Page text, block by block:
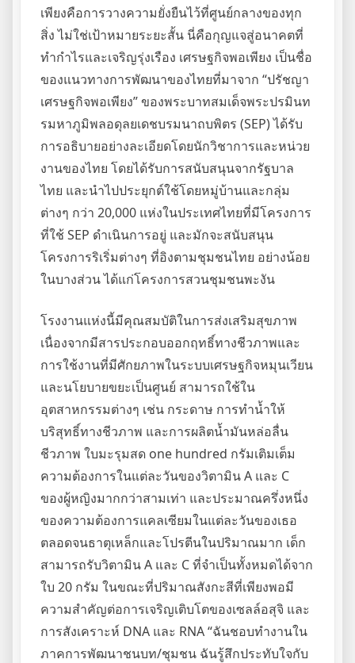
เพียงคือการวางความยั่งยืนไว้ที่ศูนย์กลางของทุก
สิ่ง ไม่ใช่เป้าหมายระยะสั้น นี่คือกุญแจสู่อนาคตที่
ทำกำไรและเจริญรุ่งเรือง เศรษฐกิจพอเพียง เป็นชื่อ
ของแนวทางการพัฒนาของไทยที่มาจาก “ปรัชญา
เศรษฐกิจพอเพียง” ของพระบาทสมเด็จพระปรมินท
รมหาภูมิพลอดุลยเดชบรมนาถบพิตร (SEP) ได้รับ
การอธิบายอย่างละเอียดโดยนักวิชาการและหน่วย
งานของไทย โดยได้รับการสนับสนุนจากรัฐบาล
ไทย และนำไปประยุกต์ใช้โดยหมู่บ้านและกลุ่ม
ต่างๆ กว่า 20,000 แห่งในประเทศไทยที่มีโครงการ
ที่ใช้ SEP ดำเนินการอยู่ และมักจะสนับสนุน
โครงการริเริ่มต่างๆ ที่อิงตามชุมชนไทย อย่างน้อย
ในบางส่วน ได้แก่โครงการสวนชุมชนพะงัน
โรงงานแห่งนี้มีคุณสมบัติในการส่งเสริมสุขภาพ
เนื่องจากมีสารประกอบออกฤทธิ์ทางชีวภาพและ
การใช้งานที่มีศักยภาพในระบบเศรษฐกิจหมุนเวียน
และนโยบายขยะเป็นศูนย์ สามารถใช้ใน
อุตสาหกรรมต่างๆ เช่น กระดาษ การทำน้ำให้
บริสุทธิ์ทางชีวภาพ และการผลิตน้ำมันหล่อลื่น
ชีวภาพ ใบมะรุมสด one hundred กรัมเติมเต็ม
ความต้องการในแต่ละวันของวิตามิน A และ C
ของผู้หญิงมากกว่าสามเท่า และประมาณครึ่งหนึ่ง
ของความต้องการแคลเซียมในแต่ละวันของเธอ
ตลอดจนธาตุเหล็กและโปรตีนในปริมาณมาก เด็ก
สามารถรับวิตามิน A และ C ที่จำเป็นทั้งหมดได้จาก
ใบ 20 กรัม ในขณะที่ปริมาณสังกะสีที่เพียงพอมี
ความสำคัญต่อการเจริญเติบโตของเซลล์อสุจิ และ
การสังเคราะห์ DNA และ RNA “ฉันชอบทำงานใน
ภาคการพัฒนาชนบท/ชุมชน ฉันรู้สึกประทับใจกับ